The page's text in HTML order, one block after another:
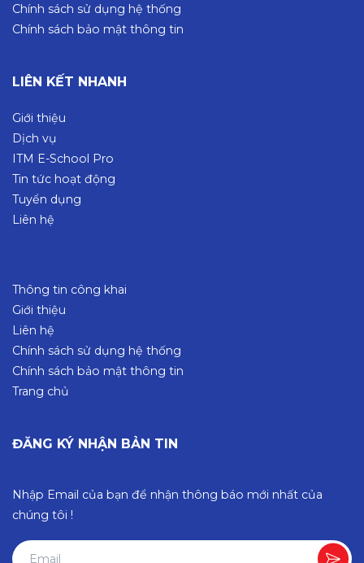
Chính sách sử dụng hệ thống
Chính sách bảo mật thông tin
LIÊN KẾT NHANH
Giới thiệu
Dịch vụ
ITM E-School Pro
Tin tức hoạt động
Tuyển dụng
Liên hệ
Thông tin công khai
Giới thiệu
Liên hệ
Chính sách sử dụng hệ thống
Chính sách bảo mật thông tin
Trang chủ
ĐĂNG KÝ NHẬN BẢN TIN
Nhập Email của bạn để nhận thông báo mới nhất của
chúng tôi !